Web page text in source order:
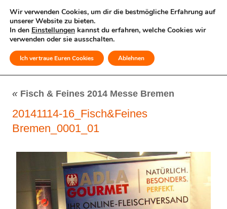
MENÜ
« Fisch & Feines 2014 Messe Bremen
20141114-16_Fisch&Feines
Bremen_0001_01
Wir verwenden Cookies, um dir die bestmögliche Erfahrung auf
unserer Website zu bieten.
In den Einstellungen kannst du erfahren, welche Cookies wir
verwenden oder sie ausschalten.
Ich vertraue Euren Cookies Ablehnen